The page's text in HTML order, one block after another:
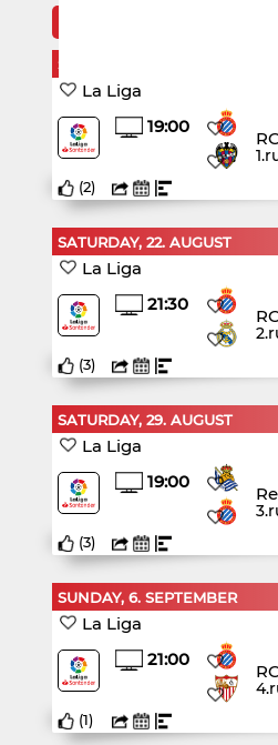
KOMMENDE KAMPE
SUNDAY, 16. AUGUST
La Liga
19:00
(2)
SATURDAY, 22. AUGUST
La Liga
21:30
(3)
SATURDAY, 29. AUGUST
La Liga
19:00
(3)
SUNDAY, 6. SEPTEMBER
La Liga
21:00
(1)